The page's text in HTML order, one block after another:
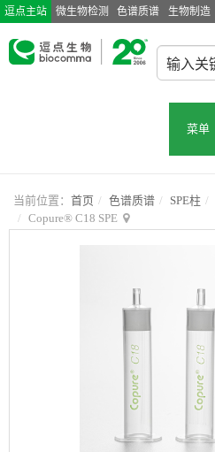
逗点主站 微生物检测 色谱质谱 生物制造
菜单
当前位置： 首页 色谱质谱 SPE柱
Copure® C18 SPE